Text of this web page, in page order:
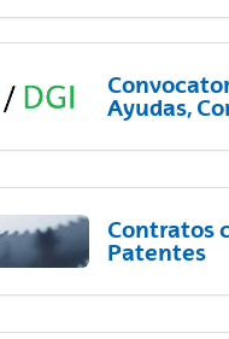
Ayudas,
Contratos
Patentes